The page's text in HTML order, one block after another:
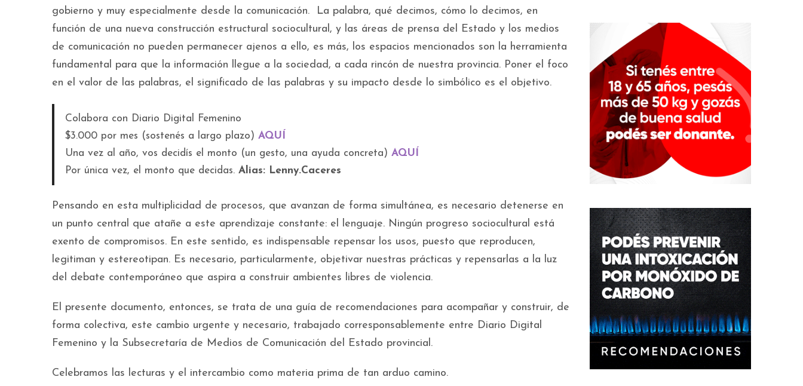
gobierno y muy especialmente desde la comunicación. La palabra, qué decimos, cómo lo decimos, en
función de una nueva construcción estructural sociocultural, y las áreas de prensa del Estado y los medios
de comunicación no pueden permanecer ajenos a ello, es más, los espacios mencionados son la herramienta
fundamental para que la información llegue a la sociedad, a cada rincón de nuestra provincia. Poner el foco
en el valor de las palabras, el significado de las palabras y su impacto desde lo simbólico es el objetivo.
Colabora con Diario Digital Femenino
$3.000 por mes (sostenés a largo plazo) AQUÍ
Una vez al año, vos decidís el monto (un gesto, una ayuda concreta) AQUÍ
Por única vez, el monto que decidas. Alias: Lenny.Caceres
Pensando en esta multiplicidad de procesos, que avanzan de forma simultánea, es necesario detenerse en
un punto central que atañe a este aprendizaje constante: el lenguaje. Ningún progreso sociocultural está
exento de compromisos. En este sentido, es indispensable repensar los usos, puesto que reproducen,
legitiman y estereotipan. Es necesario, particularmente, objetivar nuestras prácticas y repensarlas a la luz
del debate contemporáneo que aspira a construir ambientes libres de violencia.
El presente documento, entonces, se trata de una guía de recomendaciones para acompañar y construir, de
forma colectiva, este cambio urgente y necesario, trabajado corresponsablemente entre Diario Digital
Femenino y la Subsecretaría de Medios de Comunicación del Estado provincial.
Celebramos las lecturas y el intercambio como materia prima de tan arduo camino.